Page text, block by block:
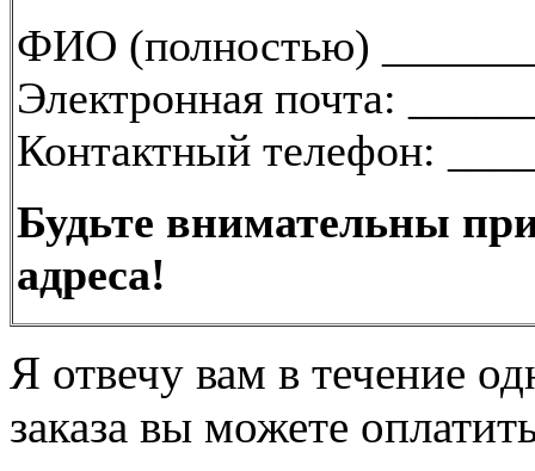
ФИО (полностью)
Электронная почта:
Контактный телефон:
Будьте внимательны
адреса!
Я отвечу вам в течение
заказа вы можете